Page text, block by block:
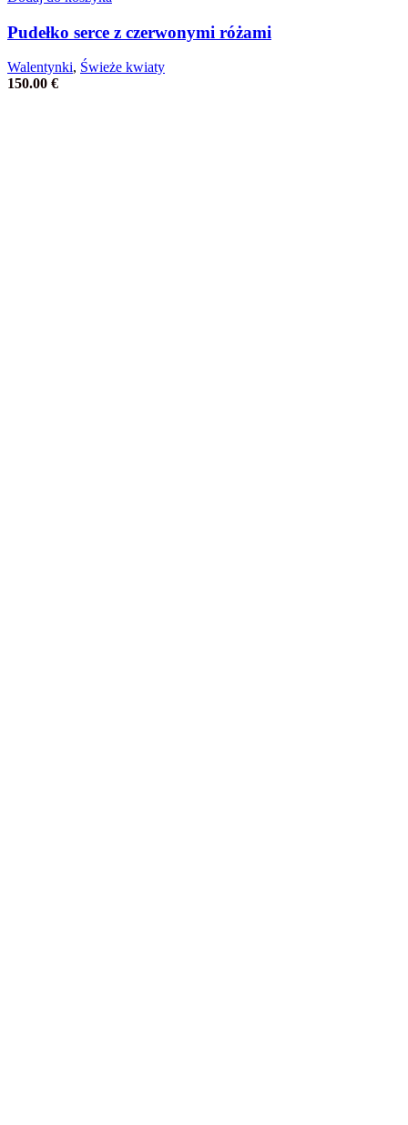
Pudełko serce z czerwonymi różami
Walentynki, Świeże kwiaty
150.00 €